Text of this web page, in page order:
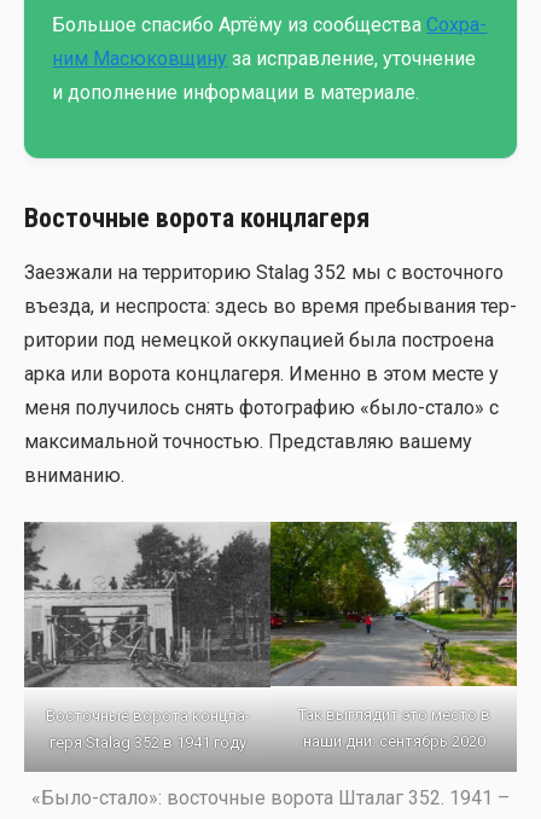
Боль­шое спа­си­бо Артё­му из сооб­ще­стваСохра­
ним Масю­ков­щи­ну за исправ­ле­ние, уточ­не­ние
и допол­не­ние инфор­ма­ции в мате­ри­а­ле.
Восточные ворота концлагеря
Заез­жа­ли на тер­ри­то­рию Stalag 352 мы с восточ­но­го
въез­да, и неспро­ста: здесь во вре­мя пре­бы­ва­ния тер­
ри­то­рии под немец­кой окку­па­ци­ей была постро­е­на
арка или воро­та конц­ла­ге­ря. Имен­но в этом месте у
меня полу­чи­лось снять фото­гра­фию «было-ста­ло» с
мак­си­маль­ной точ­но­стью. Пред­став­ляю ваше­му
вни­ма­нию.
Восточ­ные воро­та конц­ла­
ге­ря Stalag 352 в 1941 году
Так выгля­дит это место в
наши дни: сен­тябрь 2020
«Было-ста­ло»: восточ­ные воро­та Шта­лаг 352. 1941 –